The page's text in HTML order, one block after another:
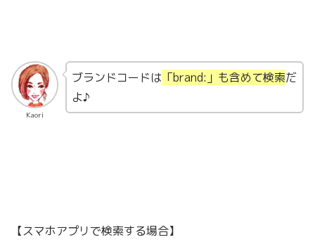
Kaori
ブランドコードは 「brand:」も含めて検索だ
よ♪
【スマホアプリで検索する場合】